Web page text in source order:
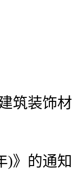
筑装饰材
)》的通知